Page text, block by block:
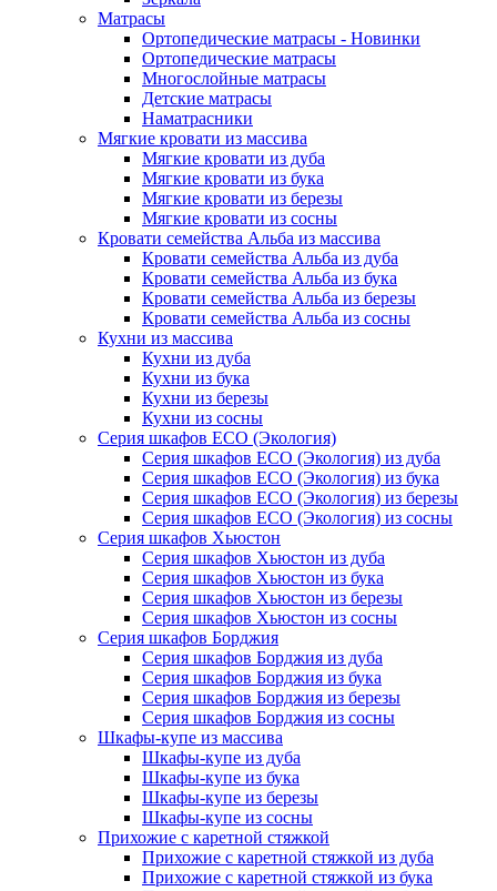
Матрасы
Ортопедические матрасы - Новинки
Ортопедические матрасы
Многослойные матрасы
Детские матрасы
Наматрасники
Мягкие кровати из массива
Мягкие кровати из дуба
Мягкие кровати из бука
Мягкие кровати из березы
Мягкие кровати из сосны
Кровати семейства Альба из массива
Кровати семейства Альба из дуба
Кровати семейства Альба из бука
Кровати семейства Альба из березы
Кровати семейства Альба из сосны
Кухни из массива
Кухни из дуба
Кухни из бука
Кухни из березы
Кухни из сосны
Серия шкафов ECO (Экология)
Серия шкафов ECO (Экология) из дуба
Серия шкафов ECO (Экология) из бука
Серия шкафов ECO (Экология) из березы
Серия шкафов ECO (Экология) из сосны
Серия шкафов Хьюстон
Серия шкафов Хьюстон из дуба
Серия шкафов Хьюстон из бука
Серия шкафов Хьюстон из березы
Серия шкафов Хьюстон из сосны
Серия шкафов Борджия
Серия шкафов Борджия из дуба
Серия шкафов Борджия из бука
Серия шкафов Борджия из березы
Серия шкафов Борджия из сосны
Шкафы-купе из массива
Шкафы-купе из дуба
Шкафы-купе из бука
Шкафы-купе из березы
Шкафы-купе из сосны
Прихожие с каретной стяжкой
Прихожие с каретной стяжкой из дуба
Прихожие с каретной стяжкой из бука